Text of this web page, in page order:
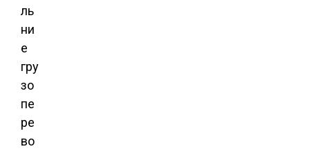
ль
ни
е
гру
зо
пе
ре
во